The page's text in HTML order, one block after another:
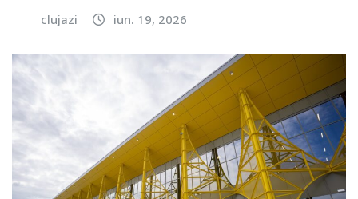
clujazi iun. 19, 2026